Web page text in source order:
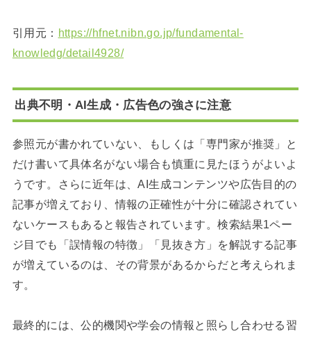
引用元： https://hfnet.nibn.go.jp/fundamental-
knowledg/detail4928/
出典不明・AI生成・広告色の強さに注意
参照元が書かれていない、もしくは「専門家が推奨」と
だけ書いて具体名がない場合も慎重に見たほうがよいよ
うです。さらに近年は、AI生成コンテンツや広告目的の
記事が増えており、情報の正確性が十分に確認されてい
ないケースもあると報告されています。検索結果1ペー
ジ目でも「誤情報の特徴」「見抜き方」を解説する記事
が増えているのは、その背景があるからだと考えられま
す。
最終的には、公的機関や学会の情報と照らし合わせる習